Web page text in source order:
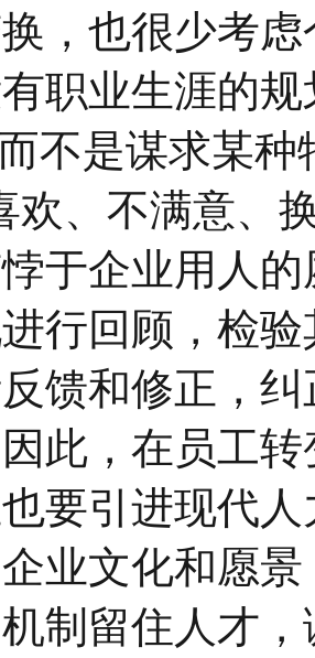
，也很少考
职业生涯的
不是谋求某
欢、不满意、
于企业用人
行回顾，检
馈和修正，
此，在员工
要引进现代
业文化和愿
制留住人才